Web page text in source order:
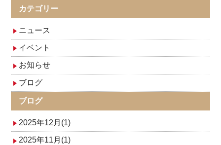
カテゴリー
ニュース
イベント
お知らせ
ブログ
ブログ
2025年12月(1)
2025年11月(1)